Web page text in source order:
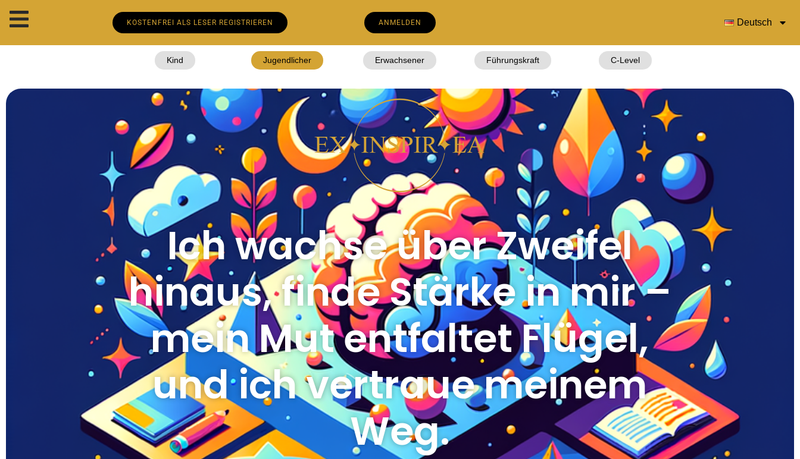
KOSTENFREI ALS LESER REGISTRIEREN ANMELDEN Deutsch
Kind Jugendlicher Erwachsener Führungskraft C-Level
Ich wachse über Zweifel
hinaus, finde Stärke in mir –
mein Mut entfaltet Flügel,
und ich vertraue meinem
Weg.